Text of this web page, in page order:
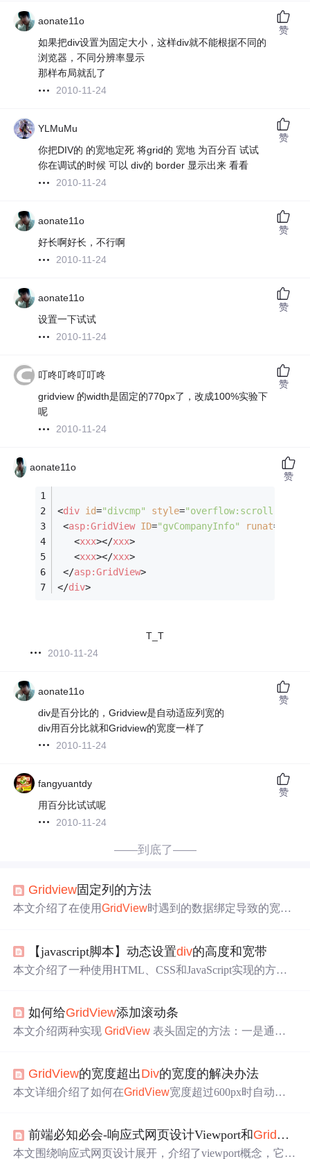
aonate11o
如果把div设置为固定大小，这样div就不能根据不同的
浏览器，不同分辨率显示
那样布局就乱了
2010-11-24
赞
YLMuMu
你把DIV的 的宽地定死 将grid的 宽地 为百分百 试试
你在调试的时候 可以 div的 border 显示出来 看看
2010-11-24
赞
aonate11o
好长啊好长，不行啊
2010-11-24
赞
aonate11o
设置一下试试
2010-11-24
赞
叮咚叮咚叮叮咚
gridview 的width是固定的770px了，改成100%实验下
呢
2010-11-24
赞
aonate11o
<div id="divcmp" style="overflow:scroll;
<asp:GridView ID="gvCompanyInfo" runat=
<xxx></xxx>
<xxx></xxx>
</asp:GridView>
</div>
T_T
2010-11-24
赞
aonate11o
div是百分比的，Gridview是自动适应列宽的
div用百分比就和Gridview的宽度一样了
2010-11-24
赞
fangyuantdy
用百分比试试呢
2010-11-24
赞
——到底了——
Gridview固定列的方法
本文介绍了在使用GridView时遇到的数据绑定导致的宽度
【javascript脚本】动态设置div的高度和宽带
本文介绍了一种使用HTML、CSS和JavaScript实现的方
升了用户体验。该方法包括获取窗口尺寸、动态改变
小的代码实现及注意事项，适用于不同分辨率屏幕的适应
如何给GridView添加滚动条
本文介绍两种实现GridView 表头固定的方法：一是通过
GridView的宽度超出Div的宽度的解决办法
本文详细介绍了如何在GridView宽度超过600px时自动显
前端必知必会-响应式网页设计Viewport和GridView
本文围绕响应式网页设计展开，介绍了viewport概念，它是